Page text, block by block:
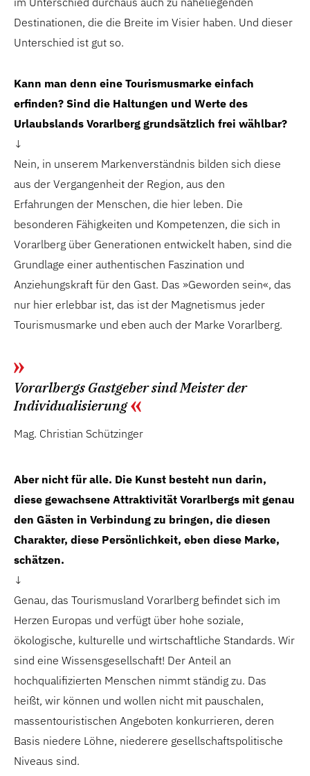
Destinationen, die die Breite im Visier haben. Und dieser
Unterschied ist gut so.
Kann man denn eine Tourismusmarke einfach
erfinden? Sind die Haltungen und Werte des
Urlaubslands Vorarlberg grundsätzlich frei wählbar?
↓
Nein, in unserem Markenverständnis bilden sich diese
aus der Vergangenheit der Region, aus den
Erfahrungen der Menschen, die hier leben. Die
besonderen Fähigkeiten und Kompetenzen, die sich in
Vorarlberg über Generationen entwickelt haben, sind die
Grundlage einer authentischen Faszination und
Anziehungskraft für den Gast. Das »Geworden sein«, das
nur hier erlebbar ist, das ist der Magnetismus jeder
Tourismusmarke und eben auch der Marke Vorarlberg.
Vorarlbergs Gastgeber sind Meister der
Individualisierung
Mag. Christian Schützinger
Aber nicht für alle. Die Kunst besteht nun darin,
diese gewachsene Attraktivität Vorarlbergs mit genau
den Gästen in Verbindung zu bringen, die diesen
Charakter, diese Persönlichkeit, eben diese Marke,
schätzen.
↓
Genau, das Tourismusland Vorarlberg befindet sich im
Herzen Europas und verfügt über hohe soziale,
ökologische, kulturelle und wirtschaftliche Standards. Wir
sind eine Wissensgesellschaft! Der Anteil an
hochqualifizierten Menschen nimmt ständig zu. Das
heißt, wir können und wollen nicht mit pauschalen,
massentouristischen Angeboten konkurrieren, deren
Basis niedere Löhne, niederere gesellschaftspolitische
Niveaus sind.